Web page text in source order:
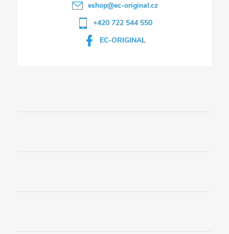
eshop@ec-original.cz
+420 722 544 550
EC-ORIGINAL